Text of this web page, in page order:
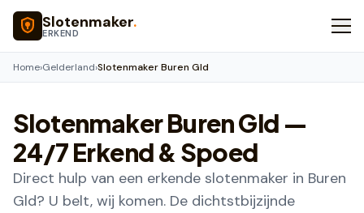
Naar hoofdinhoud
Slotenmaker.
ERKEND
Home›Gelderland›Slotenmaker Buren Gld
SlotenmakerBuren Gld —
24/7 Erkend & Spoed
Direct hulp van een erkende slotenmaker in Buren
Gld? U belt, wij komen. De dichtstbijzijnde